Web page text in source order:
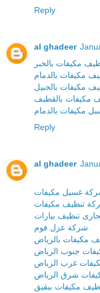
Reply
al ghadeer
مكيفات بالخبر
مكيفات بالدمام
مكيفات بالجبيل
مكيفات بالقطيف
مكيفات بالدمام
Reply
al ghadeer
غسيل مكيفات
تنظيف مكيفات
تنظيف بيارات
شركة عزل فوم
مكيفات بالرياض
جنوب الرياض
غرب الرياض
شرق الرياض
مكيفات ببقيق